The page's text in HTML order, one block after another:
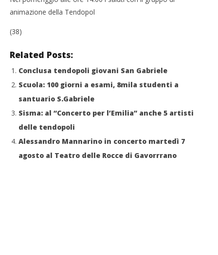
animazione della Tendopol
(38)
Related Posts:
Conclusa tendopoli giovani San Gabriele
Scuola: 100 giorni a esami, 8mila studenti a
santuario S.Gabriele
Sisma: al “Concerto per l’Emilia” anche 5 artisti
delle tendopoli
Alessandro Mannarino in concerto martedì 7
agosto al Teatro delle Rocce di Gavorrrano